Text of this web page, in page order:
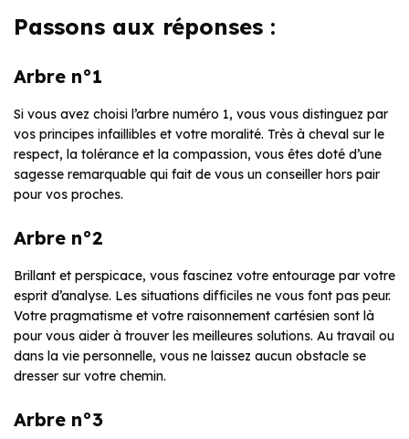
Passons aux réponses :
Arbre n°1
Si vous avez choisi l’arbre numéro 1, vous vous distinguez par
vos principes infaillibles et votre moralité. Très à cheval sur le
respect, la tolérance et la compassion, vous êtes doté d’une
sagesse remarquable qui fait de vous un conseiller hors pair
pour vos proches.
Arbre n°2
Brillant et perspicace, vous fascinez votre entourage par votre
esprit d’analyse. Les situations difficiles ne vous font pas peur.
Votre pragmatisme et votre raisonnement cartésien sont là
pour vous aider à trouver les meilleures solutions. Au travail ou
dans la vie personnelle, vous ne laissez aucun obstacle se
dresser sur votre chemin.
Arbre n°3